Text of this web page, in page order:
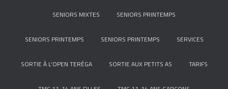
SENIORS MIXTES SENIORS PRINTEMPS
SENIORS PRINTEMPS SENIORS PRINTEMPS SERVICES
SORTIE À L’OPEN TERÉGA SORTIE AUX PETITS AS TARIFS